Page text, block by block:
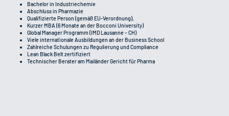
Bachelor in Industriechemie
Abschluss in Pharmazie
Qualifizierte Person (gemäß EU-Verordnung),
Kurzer MBA (6 Monate an der Bocconi University)
Global Manager Programm (IMD Lausanne – CH)
Viele internationale Ausbildungen an der Business School
Zahlreiche Schulungen zu Regulierung und Compliance
Lean Black Belt zertifiziert
Technischer Berater am Mailänder Gericht für Pharma